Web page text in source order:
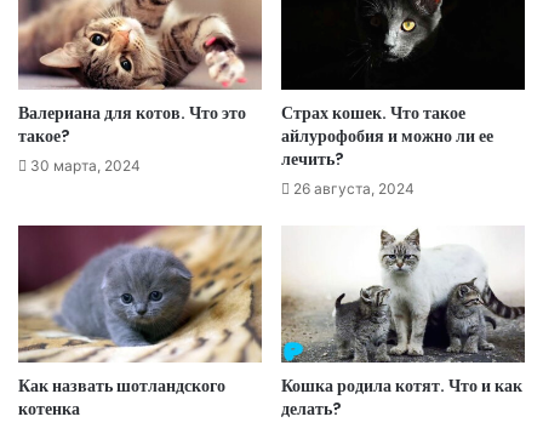
Валериана для котов. Что это
такое?
30 марта, 2024
Страх кошек. Что такое
айлурофобия и можно ли ее
лечить?
26 августа, 2024
Как назвать шотландского
котенка
Кошка родила котят. Что и как
делать?